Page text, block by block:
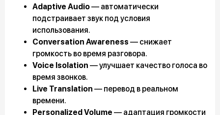
Adaptive Audio— автоматически
подстраивает звук под условия
использования.
Conversation Awareness — снижает
громкость во время разговора.
Voice Isolation — улучшает качество голоса во
время звонков.
Live Translation — перевод в реальном
времени.
Personalized Volume — адаптация громкости